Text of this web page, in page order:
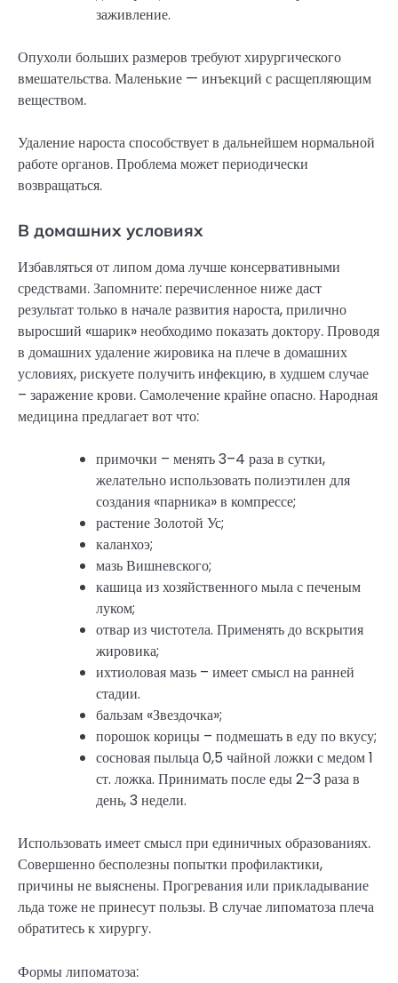
заживление.
Опухоли больших размеров требуют хирургического
вмешательства. Маленькие — инъекций с расщепляющим
веществом.
Удаление нароста способствует в дальнейшем нормальной
работе органов. Проблема может периодически
возвращаться.
В домашних условиях
Избавляться от липом дома лучше консервативными
средствами. Запомните: перечисленное ниже даст
результат только в начале развития нароста, прилично
выросший «шарик» необходимо показать доктору. Проводя
в домашних удаление жировика на плече в домашних
условиях, рискуете получить инфекцию, в худшем случае
– заражение крови. Самолечение крайне опасно. Народная
медицина предлагает вот что:
примочки – менять 3–4 раза в сутки,
желательно использовать полиэтилен для
создания «парника» в компрессе;
растение Золотой Ус;
каланхоэ;
мазь Вишневского;
кашица из хозяйственного мыла с печеным
луком;
отвар из чистотела. Применять до вскрытия
жировика;
ихтиоловая мазь – имеет смысл на ранней
стадии.
бальзам «Звездочка»;
порошок корицы – подмешать в еду по вкусу;
сосновая пыльца 0,5 чайной ложки с медом 1
ст. ложка. Принимать после еды 2–3 раза в
день, 3 недели.
Использовать имеет смысл при единичных образованиях.
Совершенно бесполезны попытки профилактики,
причины не выяснены. Прогревания или прикладывание
льда тоже не принесут пользы. В случае липоматоза плеча
обратитесь к хирургу.
Формы липоматоза: